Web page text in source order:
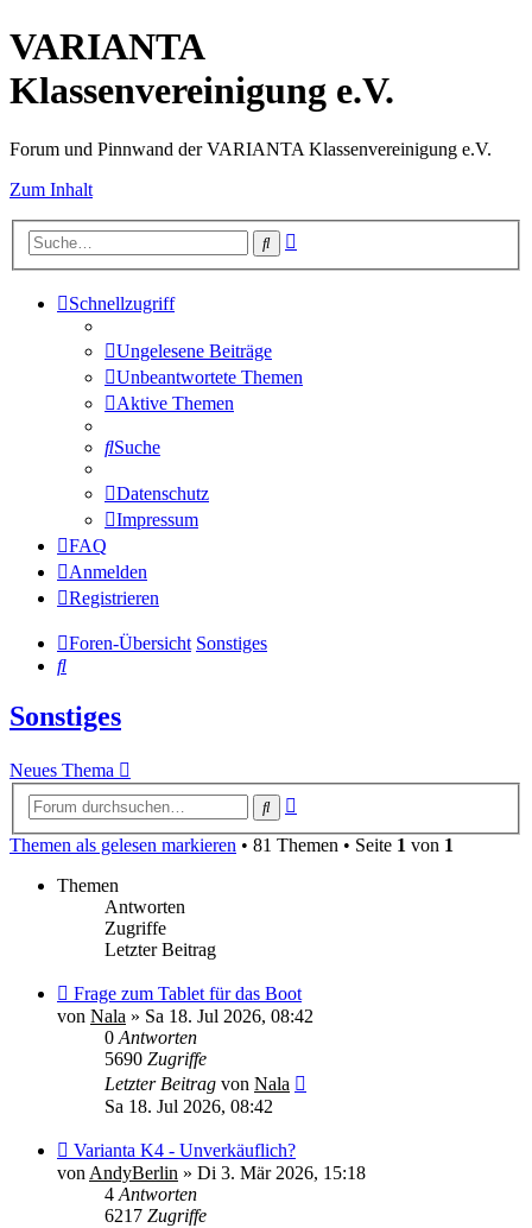
VARIANTA
Klassenvereinigung e.V.
Forum und Pinnwand der VARIANTA Klassenvereinigung e.V.
Zum Inhalt
Suche
Schnellzugriff
Ungelesene Beiträge
Unbeantwortete Themen
Aktive Themen
Suche
Datenschutz
Impressum
FAQ
Anmelden
Registrieren
Foren-Übersicht Sonstiges
Suche
Sonstiges
Neues Thema
Suche
Themen als gelesen markieren • 81 Themen • Seite 1 von 1
Themen
Antworten
Zugriffe
Letzter Beitrag
Frage zum Tablet für das Boot
von Nala » Sa 18. Jul 2026, 08:42
0 Antworten
5690 Zugriffe
Letzter Beitrag von Nala
Sa 18. Jul 2026, 08:42
Varianta K4 - Unverkäuflich?
von AndyBerlin » Di 3. Mär 2026, 15:18
4 Antworten
6217 Zugriffe